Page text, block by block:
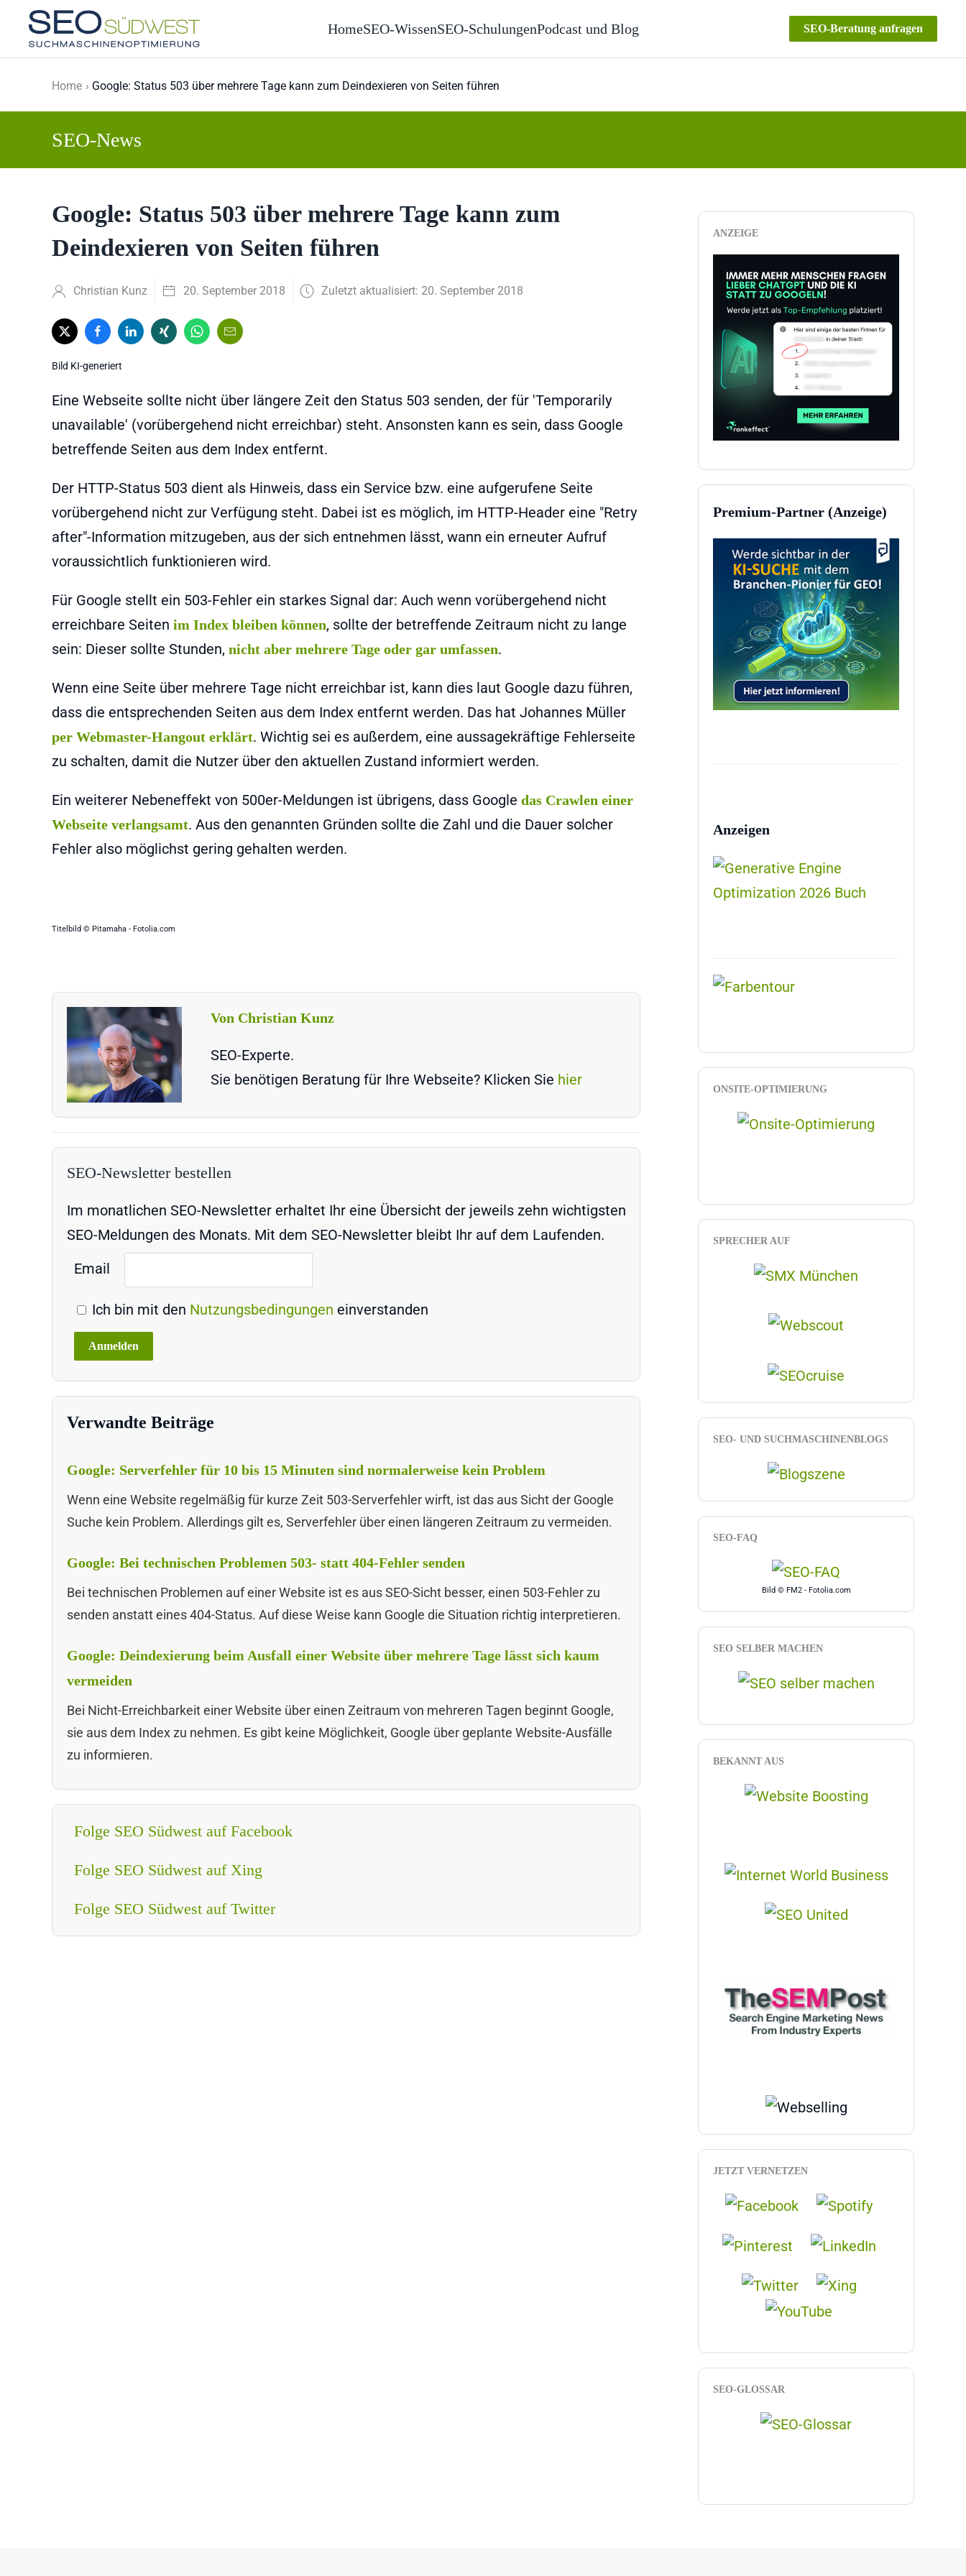
Skip to main content
HomeSEO-WissenSEO-SchulungenPodcast und Blog SEO-Beratung anfragen
Home Google: Status 503 über mehrere Tage kann zum Deindexieren von Seiten führen
SEO-News
Google: Status 503 über mehrere Tage kann zum
Deindexieren von Seiten führen
Christian Kunz 20. September 2018 Zuletzt aktualisiert: 20. September 2018
Bild KI-generiert
Eine Webseite sollte nicht über längere Zeit den Status 503 senden, der für 'Temporarily
unavailable' (vorübergehend nicht erreichbar) steht. Ansonsten kann es sein, dass Google
betreffende Seiten aus dem Index entfernt.
Der HTTP-Status 503 dient als Hinweis, dass ein Service bzw. eine aufgerufene Seite
vorübergehend nicht zur Verfügung steht. Dabei ist es möglich, im HTTP-Header eine "Retry
after"-Information mitzugeben, aus der sich entnehmen lässt, wann ein erneuter Aufruf
voraussichtlich funktionieren wird.
Für Google stellt ein 503-Fehler ein starkes Signal dar: Auch wenn vorübergehend nicht
erreichbare Seiten im Index bleiben können, sollte der betreffende Zeitraum nicht zu lange
sein: Dieser sollte Stunden, nicht aber mehrere Tage oder gar umfassen.
Wenn eine Seite über mehrere Tage nicht erreichbar ist, kann dies laut Google dazu führen,
dass die entsprechenden Seiten aus dem Index entfernt werden. Das hat Johannes Müller
per Webmaster-Hangout erklärt. Wichtig sei es außerdem, eine aussagekräftige Fehlerseite
zu schalten, damit die Nutzer über den aktuellen Zustand informiert werden.
Ein weiterer Nebeneffekt von 500er-Meldungen ist übrigens, dass Google das Crawlen einer
Webseite verlangsamt. Aus den genannten Gründen sollte die Zahl und die Dauer solcher
Fehler also möglichst gering gehalten werden.
Titelbild © Pitamaha - Fotolia.com
Von Christian Kunz
SEO-Experte.
Sie benötigen Beratung für Ihre Webseite? Klicken Sie hier
SEO-Newsletter bestellen
Im monatlichen SEO-Newsletter erhaltet Ihr eine Übersicht der jeweils zehn wichtigsten
SEO-Meldungen des Monats. Mit dem SEO-Newsletter bleibt Ihr auf dem Laufenden.
Email
Ich bin mit den Nutzungsbedingungen einverstanden
Verwandte Beiträge
Google: Serverfehler für 10 bis 15 Minuten sind normalerweise kein Problem
Wenn eine Website regelmäßig für kurze Zeit 503-Serverfehler wirft, ist das aus Sicht der Google
Suche kein Problem. Allerdings gilt es, Serverfehler über einen längeren Zeitraum zu vermeiden.
Google: Bei technischen Problemen 503- statt 404-Fehler senden
Bei technischen Problemen auf einer Website ist es aus SEO-Sicht besser, einen 503-Fehler zu
senden anstatt eines 404-Status. Auf diese Weise kann Google die Situation richtig interpretieren.
Google: Deindexierung beim Ausfall einer Website über mehrere Tage lässt sich kaum
vermeiden
Bei Nicht-Erreichbarkeit einer Website über einen Zeitraum von mehreren Tagen beginnt Google,
sie aus dem Index zu nehmen. Es gibt keine Möglichkeit, Google über geplante Website-Ausfälle
zu informieren.
Folge SEO Südwest auf Facebook
Folge SEO Südwest auf Xing
Folge SEO Südwest auf Twitter
ANZEIGE
Premium-Partner (Anzeige)
Anzeigen
ONSITE-OPTIMIERUNG
SPRECHER AUF
SEO- UND SUCHMASCHINENBLOGS
SEO-FAQ
Bild © FM2 - Fotolia.com
SEO SELBER MACHEN
BEKANNT AUS
JETZT VERNETZEN
SEO-GLOSSAR